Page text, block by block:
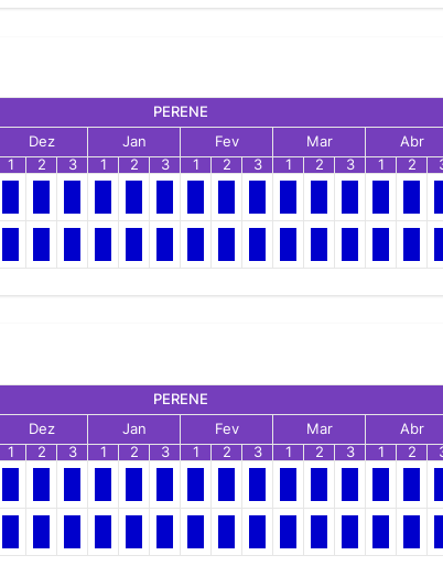
PERENE
Dez Jan Fev Mar Abr
1 2 3 1 2 3 1 2 3 1 2 3 1 2
PERENE
Dez Jan Fev Mar Abr
1 2 3 1 2 3 1 2 3 1 2 3 1 2